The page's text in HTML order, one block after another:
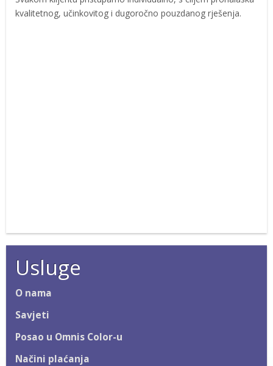
kvalitetnog, učinkovitog i dugoročno pouzdanog rješenja.
Usluge
O nama
Savjeti
Posao u Omnis Color-u
Načini plaćanja